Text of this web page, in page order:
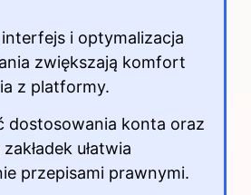
i optymalizacja
zwiększają komfort
z platformy.
dostosowania konta oraz
ułatwia
przepisami prawnymi.